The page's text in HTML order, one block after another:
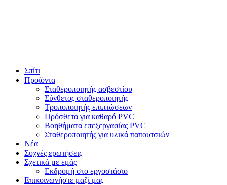
Σπίτι
Προϊόντα
Σταθεροποιητής ασβεστίου
Σύνθετος σταθεροποιητής
Τροποποιητής επιπτώσεων
Πρόσθετα για καθαρό PVC
Βοηθήματα επεξεργασίας PVC
Σταθεροποιητής για υλικά παπουτσιών
Νέα
Συχνές ερωτήσεις
Σχετικά με εμάς
Εκδρομή στο εργοστάσιο
Επικοινωνήστε μαζί μας